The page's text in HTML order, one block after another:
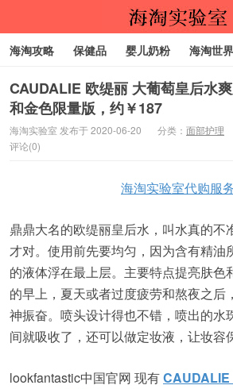
海淘实验室
海淘攻略 保健品 婴儿奶粉 海淘世界
代购服务
CAUDALIE 欧缇丽 大葡萄皇后水
和金色限量版，约￥187
海淘实验室 发布于 2020-06-20 分类： 面部护理
评论(0)
海淘实验室代购服
鼎鼎大名的欧缇丽皇后水，叫水真的不
才对。使用前先要均匀，因为含有精油
的液体浮在最上层。主要特点提亮肤色
的早上，夏天或者过度疲劳和熬夜之后
神振奋。喷头设计得也不错，喷出的水
间就吸收了，还可以做定妆液，让妆容
lookfantastic中国官网 现有CAUDALIE